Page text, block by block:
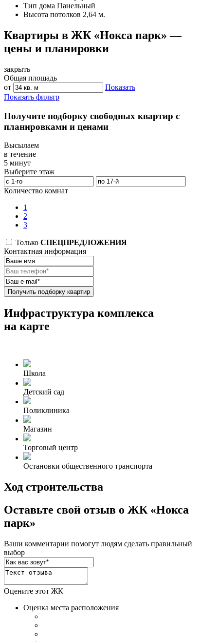
Тип дома Панельный
Высота потолков 2,64 м.
Квартиры в ЖК «Нокса парк» —
цены и планировки
закрыть
Общая площадь
от
Показать
Показать фильтр
Получите подборку свободных квартир с
планировками и ценами
Высылаем
в течение
5 минут
Выберите этаж
Количество комнат
1
2
3
Только СПЕЦПРЕДЛОЖЕНИЯ
Контактная информация
Получить подборку квартир
Инфраструктура комплекса
на карте
Школа
Детский сад
Поликлиника
Магазин
Торговый центр
Остановки общественного транспорта
Ход строительства
Оставьте свой отзыв о ЖК «Нокса
парк»
Ваши комментарии помогут людям сделать правильный
выбор
Оцените этот ЖК
Оценка места расположения